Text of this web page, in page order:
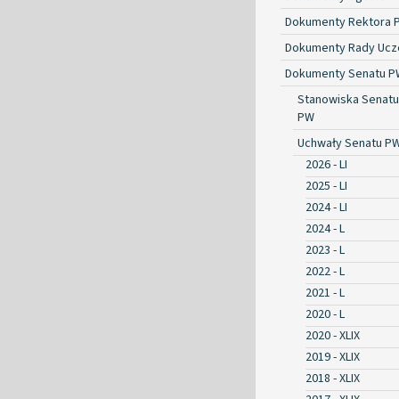
Dokumenty Rektora
Dokumenty Rady
Dokumenty Senatu
Stanowiska Senatu
PW
Uchwały Senatu
2026 - LI
2025 - LI
2024 - LI
2024 - L
2023 - L
2022 - L
2021 - L
2020 - L
2020 - XLIX
2019 - XLIX
2018 - XLIX